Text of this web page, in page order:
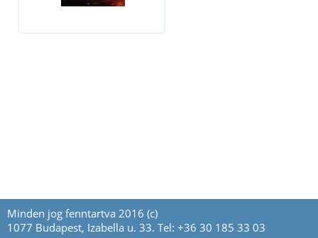
Minden jog fenntartva 2016 (c)
1077 Budapest, Izabella u. 33. Tel: +36 30 185 33 03